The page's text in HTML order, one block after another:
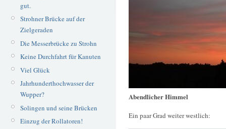
gut.
Strohner Brücke auf der
Zielgeraden
Die Messerbrücke zu Strohn
Keine Durchfahrt für Kanuten
Viel Glück
Jahrhunderthochwasser der
Wupper?
Solingen und seine Brücken
Einzug der Rollatoren!
Abendlicher Himmel
Ein paar Grad weiter westlich: